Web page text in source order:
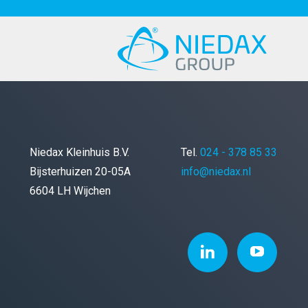
Niedax Kleinhuis B.V.
Bijsterhuizen 20-05A
6604 LH Wijchen
Tel. 024 - 378 85 33
info@niedax.nl